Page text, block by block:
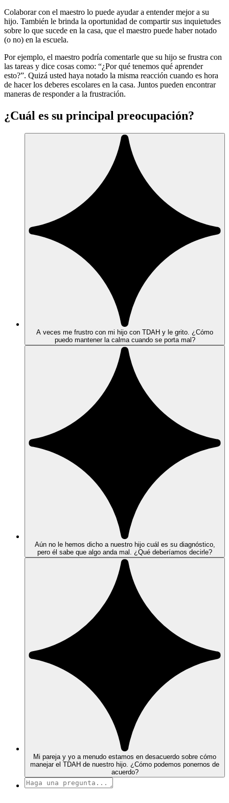
Colaborar con el maestro lo puede ayudar a entender mejor a su
hijo. También le brinda la oportunidad de compartir sus inquietudes
sobre lo que sucede en la casa, que el maestro puede haber notado
(o no) en la escuela.
Por ejemplo, el maestro podría comentarle que su hijo se frustra con
las tareas y dice cosas como: “¿Por qué tenemos qué aprender
esto?”. Quizá usted haya notado la misma reacción cuando es hora
de hacer los deberes escolares en la casa. Juntos pueden encontrar
maneras de responder a la frustración.
¿Cuál es su principal preocupación?
A veces me frustro con mi hijo con TDAH y le grito. ¿Cómo
puedo mantener la calma cuando se porta mal?
Aún no le hemos dicho a nuestro hijo cuál es su diagnóstico,
pero él sabe que algo anda mal. ¿Qué deberíamos decirle?
Mi pareja y yo a menudo estamos en desacuerdo sobre cómo
manejar el TDAH de nuestro hijo. ¿Cómo podemos ponernos de
acuerdo?